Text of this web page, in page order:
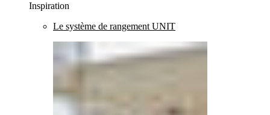
Inspiration
Le système de rangement UNIT